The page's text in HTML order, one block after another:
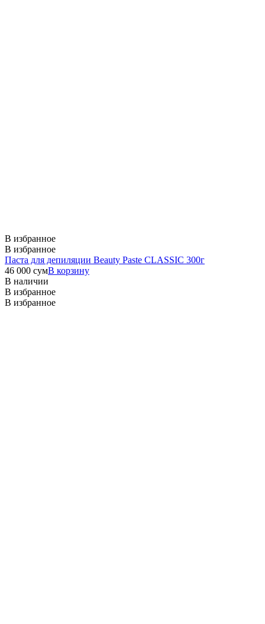
В избранное
В избранное
Паста для депиляции Beauty Paste CLASSIC 300г
46 000 сумВ корзину
В наличии
В избранное
В избранное